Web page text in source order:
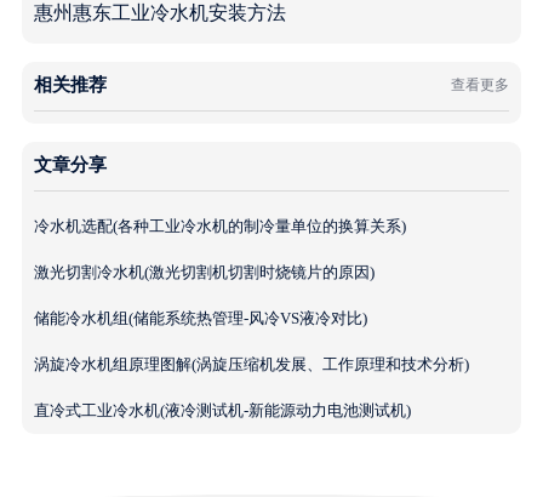
惠州惠东工业冷水机安装方法
相关推荐 查看更多
文章分享
冷水机选配(各种工业冷水机的制冷量单位的换算关系)
激光切割冷水机(激光切割机切割时烧镜片的原因)
储能冷水机组(储能系统热管理-风冷VS液冷对比)
涡旋冷水机组原理图解(涡旋压缩机发展、工作原理和技术分析)
直冷式工业冷水机(液冷测试机-新能源动力电池测试机)